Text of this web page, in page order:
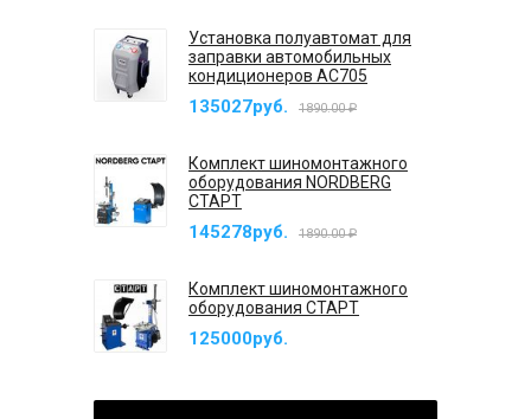
Установка полуавтомат для
заправки автомобильных
кондиционеров AC705
135027руб. 1890.00 ₽
Комплект шиномонтажного
оборудования NORDBERG
СТАРТ
145278руб. 1890.00 ₽
Комплект шиномонтажного
оборудования СТАРТ
125000руб.